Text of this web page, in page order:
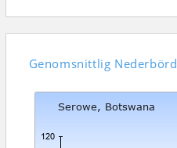
Genomsnittlig Nederbörd